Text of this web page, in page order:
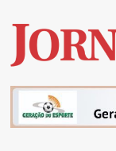
content